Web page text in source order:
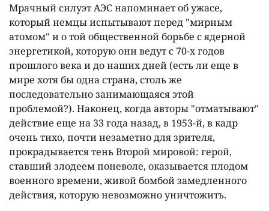
Мрачный силуэт АЭС напоминает об ужасе,
который немцы испытывают перед "мирным
атомом" и о той общественной борьбе с ядерной
энергетикой, которую они ведут с 70-х годов
прошлого века и до наших дней (есть ли еще в
мире хотя бы одна страна, столь же
последовательно занимающаяся этой
проблемой?). Наконец, когда авторы "отматывают"
действие еще на 33 года назад, в 1953-й, в кадр
очень тихо, почти незаметно для зрителя,
прокрадывается тень Второй мировой: герой,
ставший злодеем поневоле, оказывается плодом
военного времени, живой бомбой замедленного
действия, которую невозможно уничтожить.